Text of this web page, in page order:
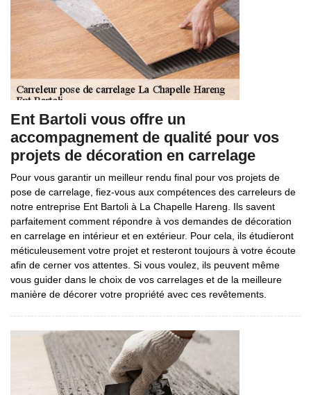
Ent Bartoli vous offre un
accompagnement de qualité pour vos
projets de décoration en carrelage
Pour vous garantir un meilleur rendu final pour vos projets de
pose de carrelage, fiez-vous aux compétences des carreleurs de
notre entreprise Ent Bartoli à La Chapelle Hareng. Ils savent
parfaitement comment répondre à vos demandes de décoration
en carrelage en intérieur et en extérieur. Pour cela, ils étudieront
méticuleusement votre projet et resteront toujours à votre écoute
afin de cerner vos attentes. Si vous voulez, ils peuvent même
vous guider dans le choix de vos carrelages et de la meilleure
manière de décorer votre propriété avec ces revêtements.